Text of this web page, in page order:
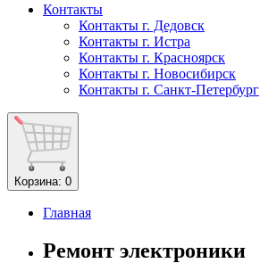
Контакты
Контакты г. Дедовск
Контакты г. Истра
Контакты г. Красноярск
Контакты г. Новосибирск
Контакты г. Санкт-Петербург
Корзина: 0
Главная
Ремонт электроники